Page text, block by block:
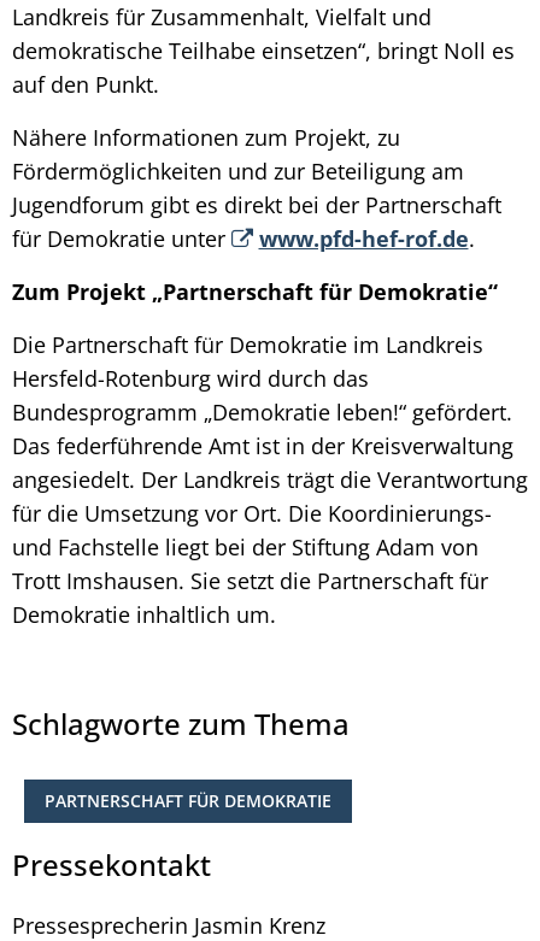
Landkreis für Zusammenhalt, Vielfalt und
demokratische Teilhabe einsetzen“, bringt Noll es
auf den Punkt.
Nähere Informationen zum Projekt, zu
Fördermöglichkeiten und zur Beteiligung am
Jugendforum gibt es direkt bei der Partnerschaft
für Demokratie unter
www.pfd-hef-rof.de.
Zum Projekt „Partnerschaft für Demokratie“
Die Partnerschaft für Demokratie im Landkreis
Hersfeld-Rotenburg wird durch das
Bundesprogramm „Demokratie leben!“ gefördert.
Das federführende Amt ist in der Kreisverwaltung
angesiedelt. Der Landkreis trägt die Verantwortung
für die Umsetzung vor Ort. Die Koordinierungs-
und Fachstelle liegt bei der Stiftung Adam von
Trott Imshausen. Sie setzt die Partnerschaft für
Demokratie inhaltlich um.
Schlagworte zum Thema
PARTNERSCHAFT FÜR DEMOKRATIE
Pressekontakt
Pressesprecherin Jasmin Krenz